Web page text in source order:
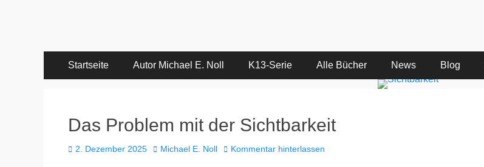
Primäres
Menü
Startseite Autor Michael E. Noll K13-Serie Alle Bücher News Blog
Das Problem mit der Sichtbarkeit
Veröffentlicht
2. Dezember 2025 Autor
Michael E. Noll Kommentar hinterlassen